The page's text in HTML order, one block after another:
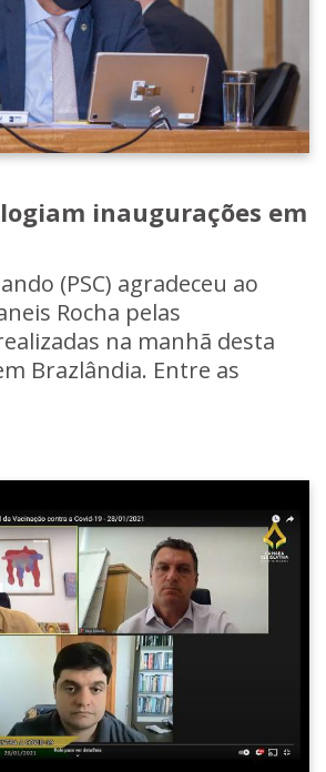
inaugurações em
(PSC) agradeceu ao
Rocha pelas
na manhã desta
Brazlândia. Entre as